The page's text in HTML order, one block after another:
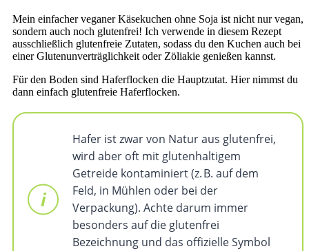
Mein einfacher veganer Käsekuchen ohne Soja ist nicht nur vegan,
sondern auch noch glutenfrei! Ich verwende in diesem Rezept
ausschließlich glutenfreie Zutaten, sodass du den Kuchen auch bei
einer Glutenunverträglichkeit oder Zöliakie genießen kannst.
Für den Boden sind Haferflocken die Hauptzutat. Hier nimmst du
dann einfach glutenfreie Haferflocken.
Hafer ist zwar von Natur aus glutenfrei,
wird aber oft mit glutenhaltigem
Getreide kontaminiert (z. B. auf dem
Feld, in Mühlen oder bei der
Verpackung). Achte darum immer
besonders auf die glutenfrei
Bezeichnung und das offizielle Symbol